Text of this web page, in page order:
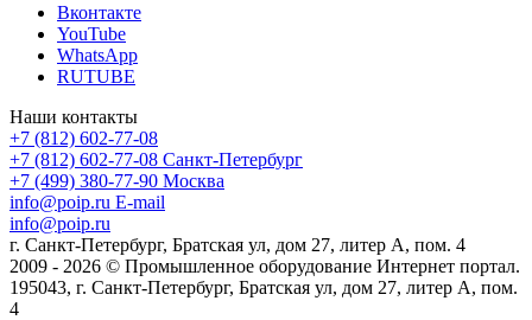
Вконтакте
YouTube
WhatsApp
RUTUBE
Наши контакты
+7 (812) 602-77-08
+7 (812) 602-77-08 Санкт-Петербург
+7 (499) 380-77-90 Москва
info@poip.ru E-mail
info@poip.ru
г. Санкт-Петербург, Братская ул, дом 27, литер А, пом. 4
2009 - 2026 © Промышленное оборудование Интернет портал.
195043, г. Санкт-Петербург, Братская ул, дом 27, литер А, пом.
4